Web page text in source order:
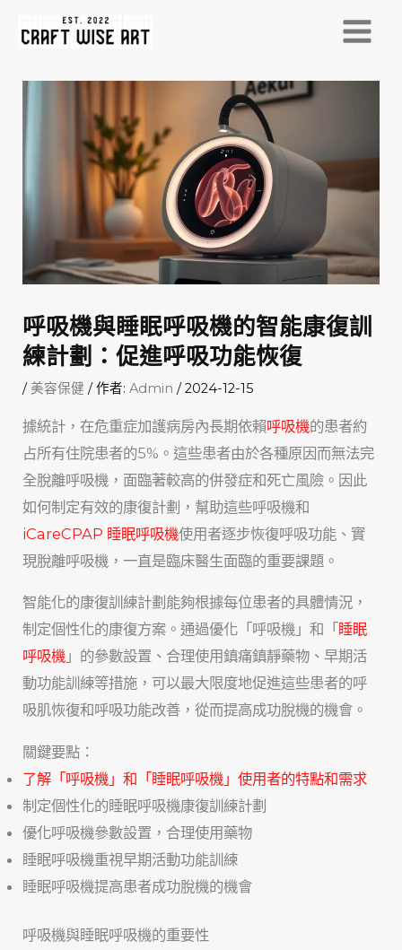
呼吸機與睡眠呼吸機的智能康復訓
練計劃：促進呼吸功能恢復
/ 美容保健 / 作者:Admin/2024-12-15
據統計，在危重症加護病房內長期依賴呼吸機的患者約
占所有住院患者的5%。這些患者由於各種原因而無法完
全脫離呼吸機，面臨著較高的併發症和死亡風險。因此
如何制定有效的康復計劃，幫助這些呼吸機和
iCareCPAP 睡眠呼吸機使用者逐步恢復呼吸功能、實
現脫離呼吸機，一直是臨床醫生面臨的重要課題。
智能化的康復訓練計劃能夠根據每位患者的具體情況，
制定個性化的康復方案。通過優化「呼吸機」和「 睡眠
呼吸機 」的參數設置、合理使用鎮痛鎮靜藥物、早期活
動功能訓練等措施，可以最大限度地促進這些患者的呼
吸肌恢復和呼吸功能改善，從而提高成功脫機的機會。
關鍵要點：
了解「呼吸機」和「睡眠呼吸機」使用者的特點和需求
制定個性化的睡眠呼吸機康復訓練計劃
優化呼吸機參數設置，合理使用藥物
睡眠呼吸機重視早期活動功能訓練
睡眠呼吸機提高患者成功脫機的機會
呼吸機與睡眠呼吸機的重要性